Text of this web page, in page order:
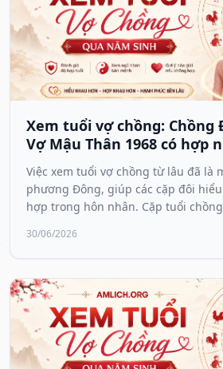
Xem tuổi vợ chồng: Chồng
Vợ Mậu Thân 1968 có hợp
Việc xem tuổi vợ chồng từ lâu đã là
phương Đông, giúp các cặp đôi
hợp trong hôn nhân. Cặp tuổi
30/06/2026